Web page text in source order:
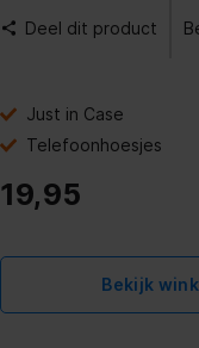
Deel dit product
Just in Case
Telefoonhoesjes
19,95
Bekijk